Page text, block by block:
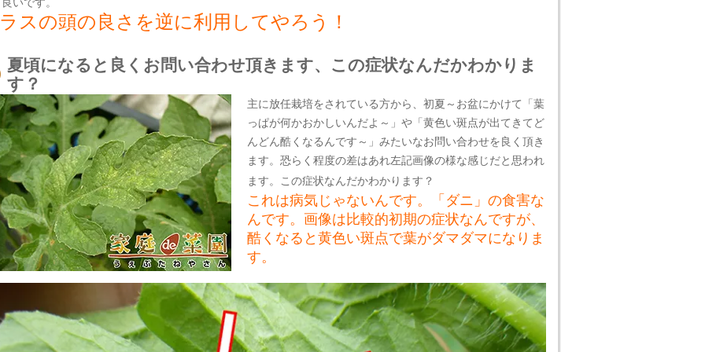
スの頭の良さを逆に利用してやろう！
夏頃になると良くお問い合わせ頂きます、この症状なんだかわかりま
す？
主に放任栽培をされている方から、初夏～お盆にかけて「葉
っぱが何かおかしいんだよ～」や「黄色い斑点が出てきてど
んどん酷くなるんです～」みたいなお問い合わせを良く頂き
ます。恐らく程度の差はあれ左記画像の様な感じだと思われ
ます。この症状なんだかわかります？
これは病気じゃないんです。「ダニ」の食害な
んです。画像は比較的初期の症状なんですが、
酷くなると黄色い斑点で葉がダマダマになりま
す。